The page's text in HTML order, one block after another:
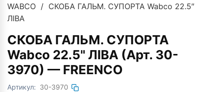
WABCO / СКОБА ГАЛЬМ. СУПОРТА Wabco 22.5″
ЛІВА
СКОБА ГАЛЬМ. СУПОРТА
Wabco 22.5" ЛІВА (Арт. 30-
3970) — FREENCO
Артикул: 30-3970